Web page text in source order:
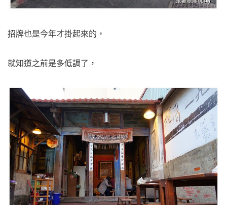
招牌也是今年才掛起來的，
就知道之前是多低調了，